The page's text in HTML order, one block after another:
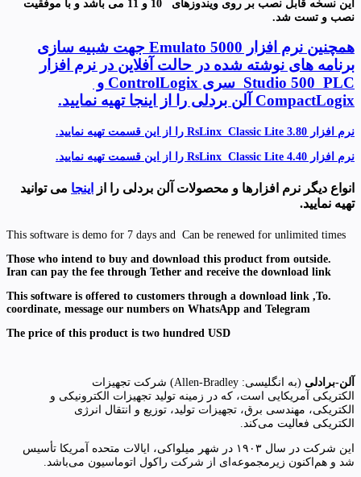
این نسخه قابل نصب بر روی ویندوزهای 10 و 11
می باشد و با موفقیت
نصب و تست شد.
همچنین نرم افزار Emulato 5000 جهت شبیه سازی
برنامه های نوشته شده در حالت آفلاین در نرم افزار
Studio 500 PLC سری ControlLogix و
CompactLogix آلن بردلی را از اینجا تهیه نمایید.
نرم افزار RsLinx Classic Lite 3.80 را از این قسمت تهیه نمایید.
نرم افزار RsLinx Classic Lite 4.40 را از این قسمت تهیه نمایید.
انواع دیگر نرم افزارها و محصولات آلن بردلی را از اینجا می توانید
تهیه نمایید.
This software is demo for 7 days and Can be renewed for unlimited times
.Those who intend to buy and download this product from outside
Iran can pay the fee through Tether and receive the download link
.This software is offered to customers through a download link ,
To
coordinate, message our numbers on WhatsApp and Telegram
The price of this product is two hundred USD
آلن-برادلی (به انگلیسی: Allen-Bradley) شرکت تجهیزات
الکتریکی آمریکایی است، که در زمینه تولید تجهیزات الکترونیکی و
الکتریکی، مهندسی برق، تجهیزات تولید، توزیع و انتقال انرژی
الکتریکی فعالیت می‌کند.
این شرکت در سال ۱۹۰۳ در شهر میلواکی، ایالات متحده آمریکا تأسیس
شد و هم‌اکنون زیرمجموعه‌ای از شرکت راکول اتوماسیون می‌باشد.